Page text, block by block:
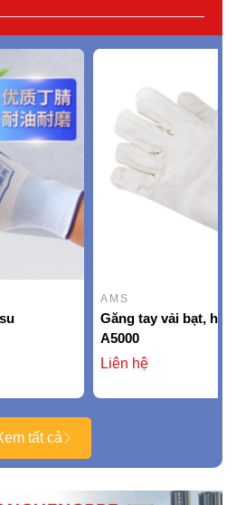
AMS
Găng tay vải bạt,
A5000
Liên hệ
tất cả